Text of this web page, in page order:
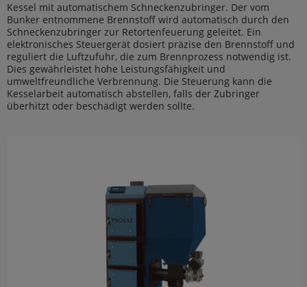
Kessel mit automatischem Schneckenzubringer. Der vom
Bunker entnommene Brennstoff wird automatisch durch den
Schneckenzubringer zur Retortenfeuerung geleitet. Ein
elektronisches Steuergerät dosiert präzise den Brennstoff und
reguliert die Luftzufuhr, die zum Brennprozess notwendig ist.
Dies gewährleistet hohe Leistungsfähigkeit und
umweltfreundliche Verbrennung. Die Steuerung kann die
Kesselarbeit automatisch abstellen, falls der Zubringer
überhitzt oder beschädigt werden sollte.